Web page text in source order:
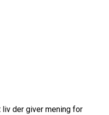
der giver mening for